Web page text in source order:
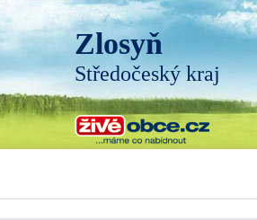
Zlosyň
Středočeský kraj